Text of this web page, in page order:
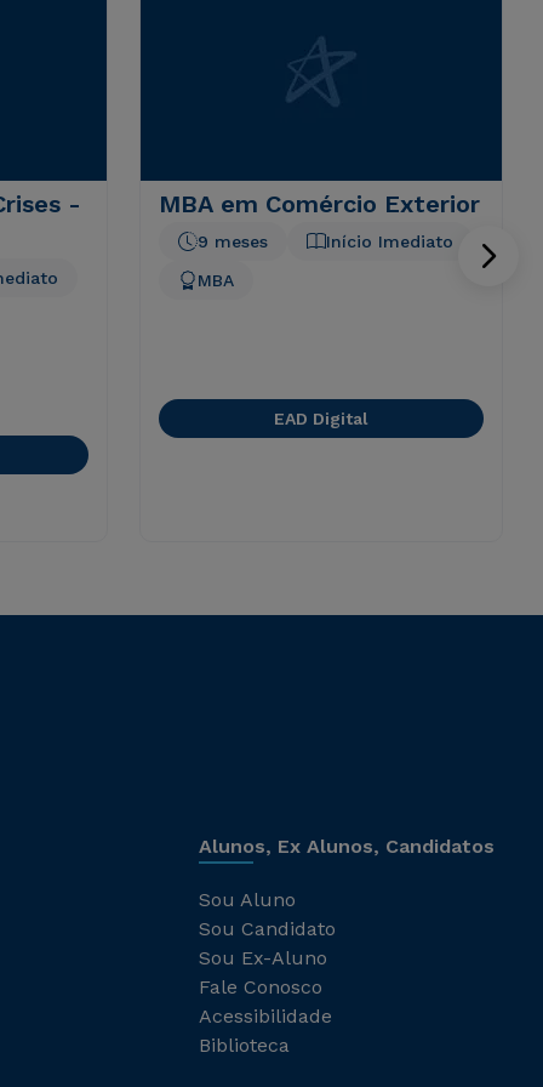
- MBA em Comércio Exterior
Início Imediato
9 meses
MBA
EAD Digital
Alunos, Ex Alunos, Candidatos
Sou Aluno
Sou Candidato
Sou Ex-Aluno
Fale Conosco
Acessibilidade
Biblioteca